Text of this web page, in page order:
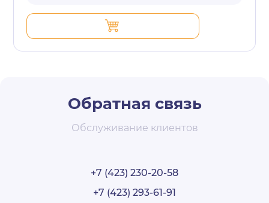
Обратная связь
Обслуживание клиентов
+7 (423) 230-20-58
+7 (423) 293-61-91